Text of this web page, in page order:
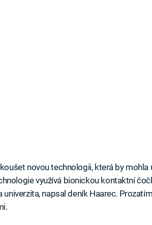
novou technologii, která by
využívá bionickou kontaktní
univerzita, napsal deník Haarec.